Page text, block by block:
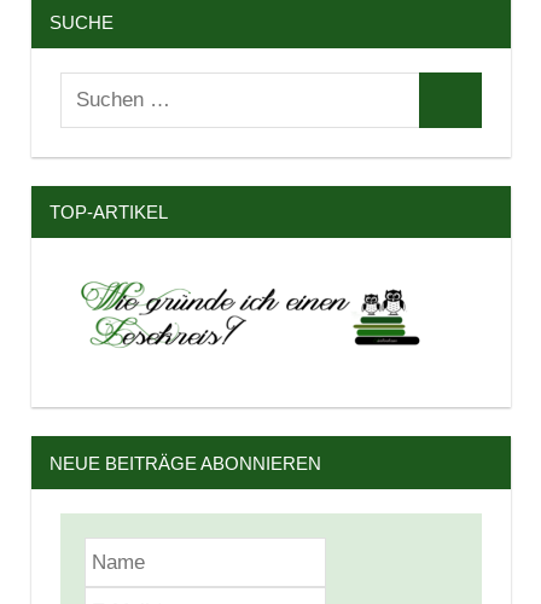
SUCHE
Suchen
TOP-ARTIKEL
NEUE BEITRÄGE ABONNIEREN